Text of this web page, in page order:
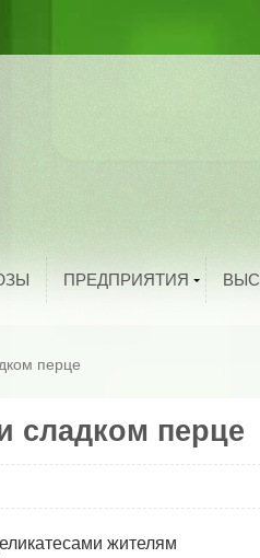
ПРЕДПРИЯТИЯ
Добавить организацию
перце
сладком перце
жителям